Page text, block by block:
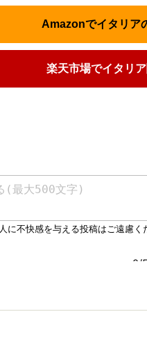
Amazonでイタリア
楽天市場でイタリ